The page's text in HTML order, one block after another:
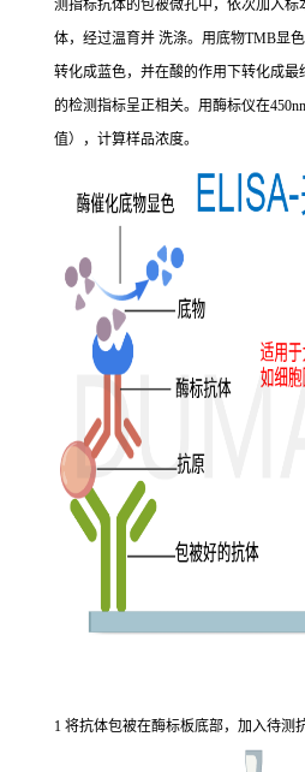
测指标抗体的包被微孔中，依次加入
体，经过温育并 洗涤。用底物TMB显
转化成蓝色，并在酸的作用下转化成
的检测指标呈正相关。用酶标仪在
值），计算样品浓度。
1 将抗体包被在酶标板底部，加入待测